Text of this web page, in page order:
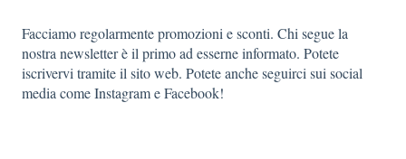
Facciamo regolarmente promozioni e sconti. Chi segue la
nostra newsletter è il primo ad esserne informato. Potete
iscrivervi tramite il sito web. Potete anche seguirci sui social
media come Instagram e Facebook!